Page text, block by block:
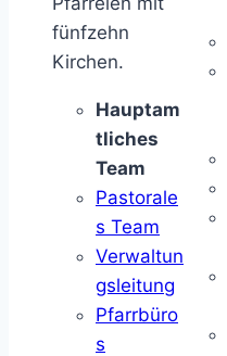
fünfzehn
Kirchen.
Hauptam
tliches
Team
Pastorale
s Team
Verwaltun
gsleitung
Pfarrbüro
s